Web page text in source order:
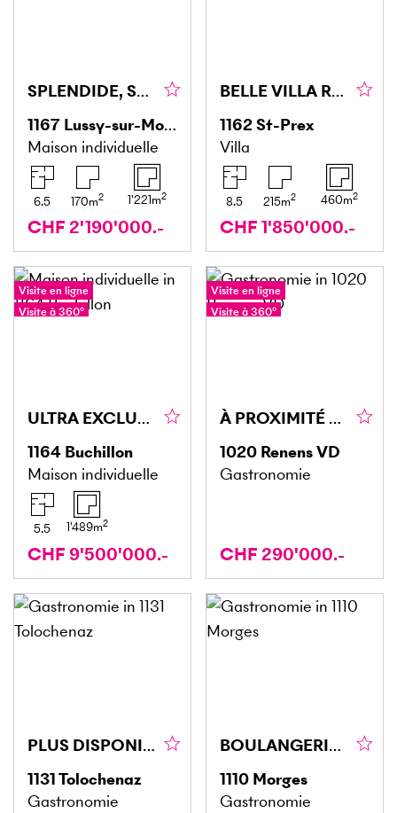
SPLENDIDE, SPACIEUSE ET LUMINEUSE AVEC GRAND JARDIN
1167 Lussy-sur-Morges
Maison individuelle
6.5 170m2 1'221m2
CHF 2'190'000.-
BELLE VILLA RÉNOVÉE AVEC 3 APPARTEMENTS ET JARDIN
1162St-Prex
Villa
8.5 215m2 460m2
CHF 1'850'000.-
Visite en ligne
Visite à 360°
ULTRA EXCLUSIVE AVEC PLAGE ET PONTON PRIVÉS
1164 Buchillon
Maison individuelle
5.5 1'489m2
CHF 9'500'000.-
Visite en ligne
Visite à 360°
À PROXIMITÉ DE LA GARE ET GYMNASE DE RENENS !
1020 Renens VD
Gastronomie
CHF 290'000.-
PLUS DISPONIBLE
1131Tolochenaz
Gastronomie
BOULANGERIE AVEC BONNE SITUATION
1110 Morges
Gastronomie